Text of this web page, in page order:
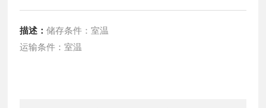
描述：储存条件：室温
运输条件：室温